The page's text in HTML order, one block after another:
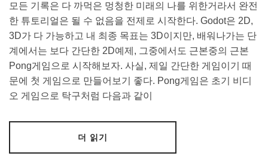
모든 기록은 다 까먹은 멍청한 미래의 나를 위한거라서 완전
한 튜토리얼은 될 수 없음을 전제로 시작한다. Godot은 2D,
3D가 다 가능하고 내 최종 목표는 3D이지만, 배워나가는 단
계에서는 보다 간단한 2D예제, 그중에서도 근본중의 근본
Pong게임으로 시작해보자. 사실, 제일 간단한 게임이기 때
문에 첫 게임으로 만들어보기 좋다. Pong게임은 초기 비디
오 게임으로 탁구처럼 다음과 같이
더 읽기